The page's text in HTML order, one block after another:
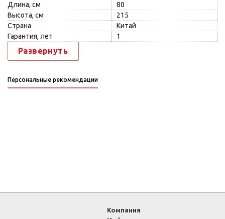
Длина, см
80
Высота, см
215
Страна
Китай
Гарантия, лет
1
Развернуть
Персональные рекомендации
Компания